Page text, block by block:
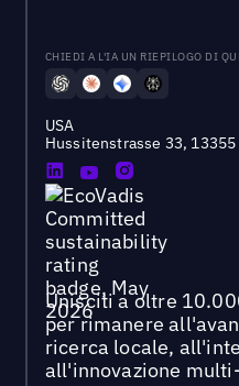
CHIEDI A L'IA UN RIEPILOGO DI
USA
Hussitenstrasse 33,
Unisciti a oltre
per rimanere
ricerca locale,
all'innovazione